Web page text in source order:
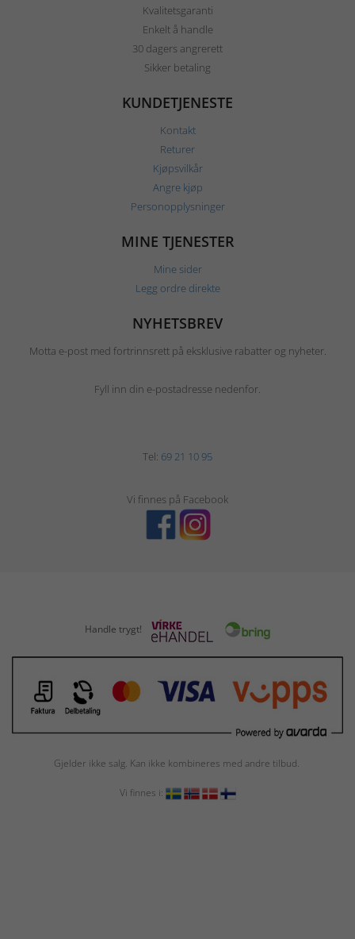
Kvalitetsgaranti
Enkelt å handle
30 dagers angrerett
Sikker betaling
KUNDETJENESTE
Kontakt
Returer
Kjøpsvilkår
Angre kjøp
Personopplysninger
MINE TJENESTER
Mine sider
Legg ordre direkte
NYHETSBREV
Motta e-post med fortrinnsrett på eksklusive rabatter og nyheter.
Fyll inn din e-postadresse nedenfor.
Tel: 69 21 10 95
Vi finnes på Facebook
Handle trygt!
Gjelder ikke salg. Kan ikke kombineres med andre tilbud.
Vi finnes i: